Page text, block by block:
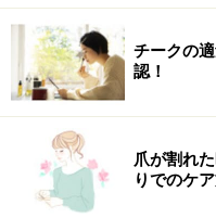
チークの
認！
爪が割れ
りでのケ